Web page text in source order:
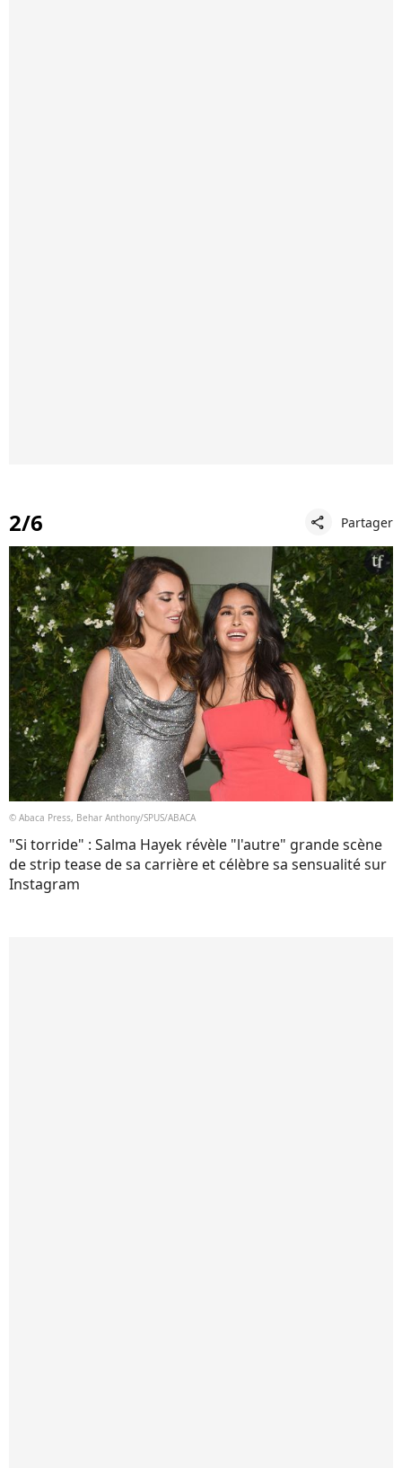
2/6 share Partager
© Abaca Press, Behar Anthony/SPUS/ABACA
"Si torride" : Salma Hayek révèle "l'autre" grande scène
de strip tease de sa carrière et célèbre sa sensualité sur
Instagram